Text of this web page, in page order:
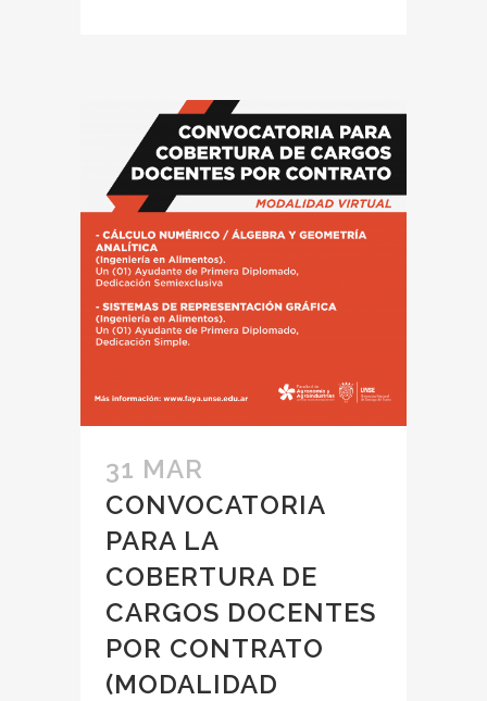
31 MAR
CONVOCATORIA
PARA LA
COBERTURA DE
CARGOS DOCENTES
POR CONTRATO
(MODALIDAD